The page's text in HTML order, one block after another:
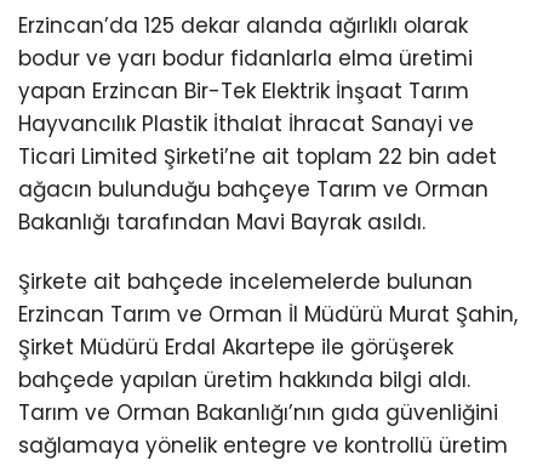
Erzincan’da 125 dekar alanda ağırlıklı olarak
bodur ve yarı bodur fidanlarla elma üretimi
yapan Erzincan Bir-Tek Elektrik İnşaat Tarım
Hayvancılık Plastik İthalat İhracat Sanayi ve
Ticari Limited Şirketi’ne ait toplam 22 bin adet
ağacın bulunduğu bahçeye Tarım ve Orman
Bakanlığı tarafından Mavi Bayrak asıldı.
Şirkete ait bahçede incelemelerde bulunan
Erzincan Tarım ve Orman İl Müdürü Murat Şahin,
Şirket Müdürü Erdal Akartepe ile görüşerek
bahçede yapılan üretim hakkında bilgi aldı.
Tarım ve Orman Bakanlığı’nın gıda güvenliğini
sağlamaya yönelik entegre ve kontrollü üretim